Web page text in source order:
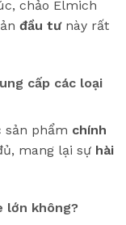
chảo Elmich
đầu tưnày rất
cấp các loại
sản phẩm chính
mang lại sự hài
lớn không?